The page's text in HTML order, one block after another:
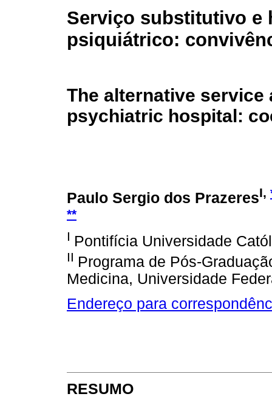
Serviço substitutivo e
psiquiátrico:
The alternative service
psychiatric hospital:
Paulo Sergio dos PrazeresI,
**
I Pontifícia Universidade
II Programa de Pós-
Medicina, Universidade
Endereço para
RESUMO